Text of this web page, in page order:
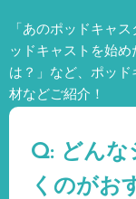
「あのポッドキャ
ッドキャストを始
は？」など、 ポッド
材などご紹介！
Q: どんな
くのがお